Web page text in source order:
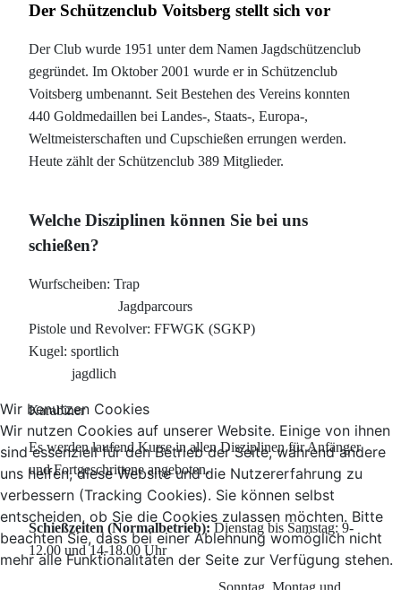
Der Schützenclub Voitsberg stellt sich vor
Der Club wurde 1951 unter dem Namen Jagdschützenclub
gegründet. Im Oktober 2001 wurde er in Schützenclub
Voitsberg umbenannt. Seit Bestehen des Vereins konnten
440 Goldmedaillen bei Landes-, Staats-, Europa-,
Weltmeisterschaften und Cupschießen errungen werden.
Heute zählt der Schützenclub 389 Mitglieder.
Welche Disziplinen können Sie bei uns
schießen?
Wurfscheiben: Trap
Jagdparcours
Pistole und Revolver: FFWGK (SGKP)
Kugel: sportlich
jagdlich
Karabiner
Es werden laufend Kurse in allen Disziplinen für Anfänger
und Fortgeschrittene angeboten.
Schießzeiten (Normalbetrieb): Dienstag bis Samstag: 9-
12.00 und 14-18.00 Uhr
Sonntag, Montag und
Wir benutzen Cookies
Wir nutzen Cookies auf unserer Website. Einige von ihnen
sind essenziell für den Betrieb der Seite, während andere
uns helfen, diese Website und die Nutzererfahrung zu
verbessern (Tracking Cookies). Sie können selbst
entscheiden, ob Sie die Cookies zulassen möchten. Bitte
beachten Sie, dass bei einer Ablehnung womöglich nicht
mehr alle Funktionalitäten der Seite zur Verfügung stehen.